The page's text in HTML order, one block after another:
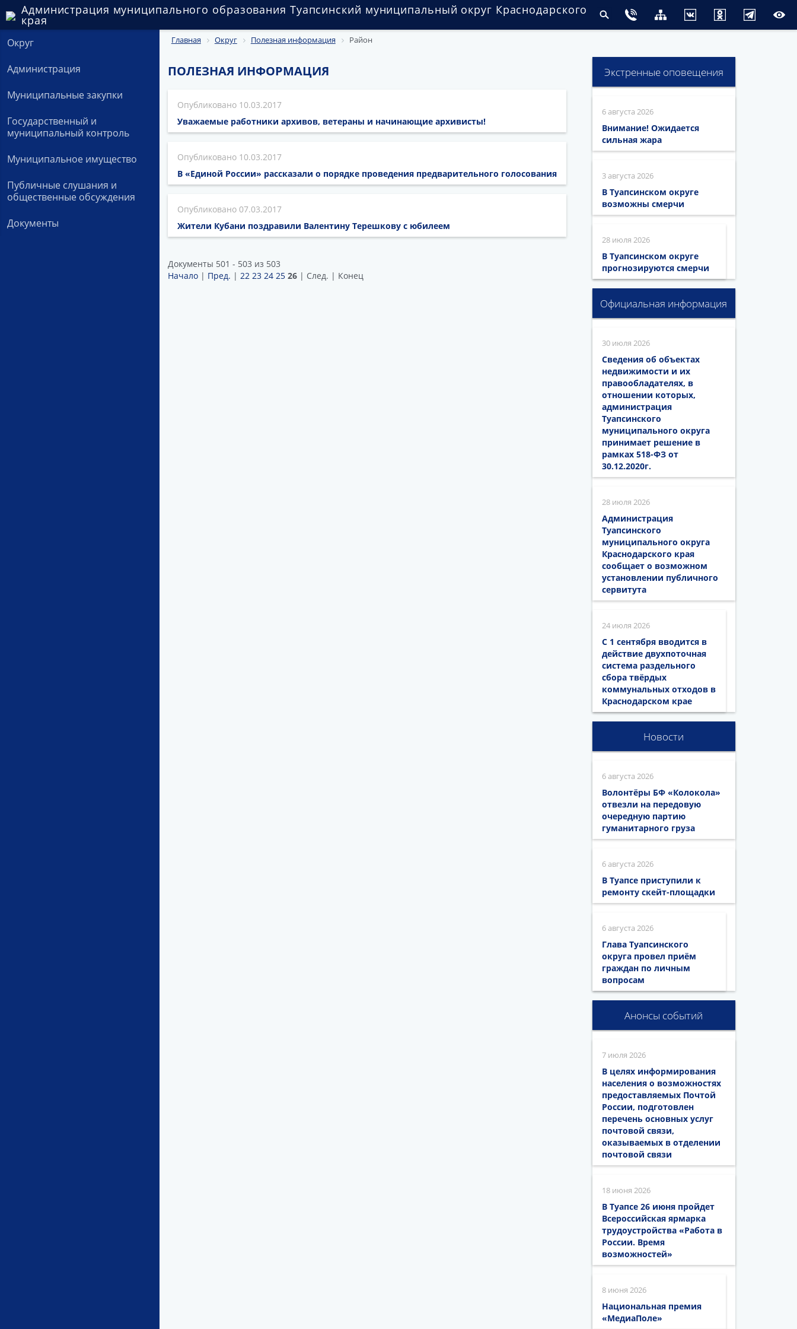
Администрация муниципального образования Туапсинский муниципальный округ Краснодарского
края
Округ
Администрация
Муниципальные закупки
Государственный и
муниципальный контроль
Муниципальное имущество
Публичные слушания и
общественные обсуждения
Документы
Главная Округ Полезная информация Район
ПОЛЕЗНАЯ ИНФОРМАЦИЯ
10.03.2017
Уважаемые работники архивов, ветераны и начинающие архивисты!
10.03.2017
В «Единой России» рассказали о порядке проведения предварительного голосования
07.03.2017
Жители Кубани поздравили Валентину Терешкову с юбилеем
Документы 501 - 503 из 503
Начало| Пред. | 22 23 24 25 26| След. | Конец
Экстренные оповещения
6 августа 2026
Внимание! Ожидается
сильная жара
3 августа 2026
В Туапсинском округе
возможны смерчи
28 июля 2026
В Туапсинском округе
прогнозируются смерчи
Официальная информация
30 июля 2026
Сведения об объектах
недвижимости и их
правообладателях, в
отношении которых,
администрация
Туапсинского
муниципального округа
принимает решение в
рамках 518-ФЗ от
30.12.2020г.
28 июля 2026
Администрация
Туапсинского
муниципального округа
Краснодарского края
сообщает о возможном
установлении публичного
сервитута
24 июля 2026
С 1 сентября вводится в
действие двухпоточная
система раздельного
сбора твёрдых
коммунальных отходов в
Краснодарском крае
Новости
6 августа 2026
Волонтёры БФ «Колокола»
отвезли на передовую
очередную партию
гуманитарного груза
6 августа 2026
В Туапсе приступили к
ремонту скейт-площадки
6 августа 2026
Глава Туапсинского
округа провел приём
граждан по личным
вопросам
Анонсы событий
7 июля 2026
В целях информирования
населения о возможностях
предоставляемых Почтой
России, подготовлен
перечень основных услуг
почтовой связи,
оказываемых в отделении
почтовой связи
18 июня 2026
В Туапсе 26 июня пройдет
Всероссийская ярмарка
трудоустройства «Работа в
России. Время
возможностей»
8 июня 2026
Национальная премия
«МедиаПоле»